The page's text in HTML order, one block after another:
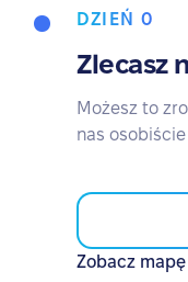
DZIEŃ 0
Zlecasz
Możesz to
nas osobiście
Zobacz